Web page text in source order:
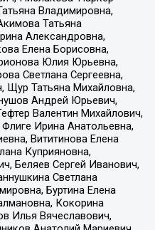
Владимировна,
Татьяна
Александровна,
Елена Борисовна,
Юлия Юрьевна,
Светлана Сергеевна,
Щур Татьяна Михайловна,
Андрей Юрьевич,
Валентин Михайлович,
Ирина Анатольевна,
Вититинова Елена
Куприяновна,
Беляев Сергей Иванович,
Светлана
Буртина Елена
Кокорина
Илья Вячеславович,